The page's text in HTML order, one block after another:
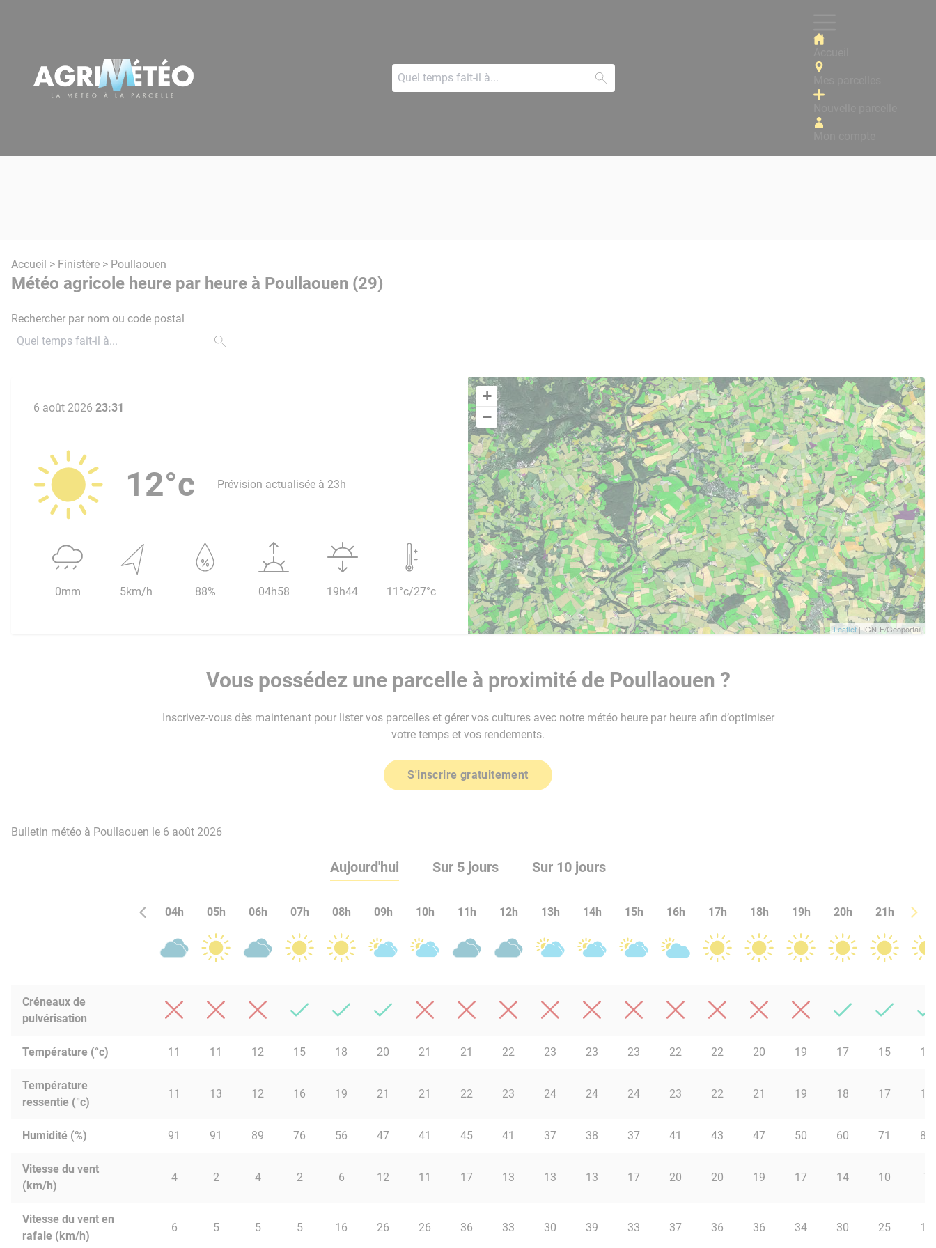
Accueil > Finistère > Poullaouen
Météo agricole heure par heure à Poullaouen (29)
Rechercher par nom ou code postal
+
−
Leaflet| IGN-F/Geoportail
6 août 2026 23:31
12°c Prévision actualisée à 23h
0mm 5km/h 88% 04h58 19h44 11°c/27°c
Vous possédez une parcelle à proximité de Poullaouen ?
Inscrivez-vous dès maintenant pour lister vos parcelles et gérer vos cultures avec notre météo heure par heure afin d’optimiser
votre temps et vos rendements.
S'inscrire gratuitement
Bulletin météo à Poullaouen le 6 août 2026
Aujourd'hui Sur 5 jours Sur 10 jours
04h 05h 06h 07h 08h 09h 10h 11h 12h 13h 14h 15h 16h 17h 18h 19h 20h 21h 22h
Créneaux de
pulvérisation
Température (°c) 11 11 12 15 18 20 21 21 22 23 23 23 22 22 20 19 17 15 14
Température
ressentie (°c)
11 13 12 16 19 21 21 22 23 24 24 24 23 22 21 19 18 17 14
Humidité (%) 91 91 89 76 56 47 41 45 41 37 38 37 41 43 47 50 60 71 80
Vitesse du vent
(km/h)
4 2 4 2 6 12 11 17 13 13 13 17 20 20 19 17 14 10 7
Vitesse du vent en
rafale (km/h)
6 5 5 5 16 26 26 36 33 30 39 33 37 36 36 34 30 25 16